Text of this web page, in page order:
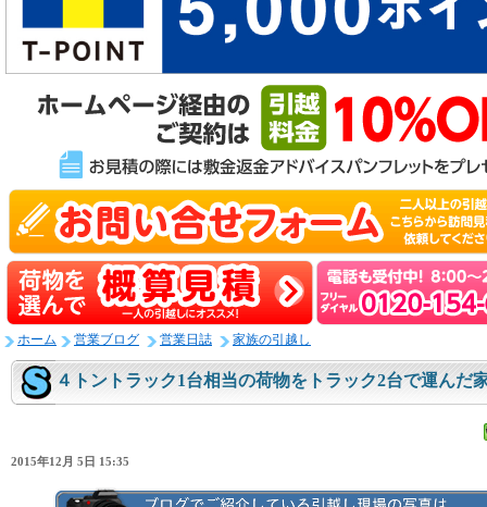
ホーム 営業ブログ 営業日誌 家族の引越し
４トントラック1台相当の荷物をトラック2台で運んだ
2015年12月 5日 15:35